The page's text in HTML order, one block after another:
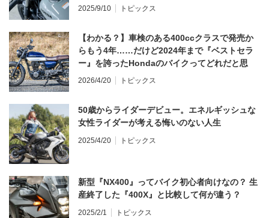
2025/9/10 トピックス
【わかる？】車検のある400ccクラスで発売か
らもう4年……だけど2024年まで『ベストセラ
ー』を誇ったHondaのバイクってどれだと思
う？
2026/4/20 トピックス
50歳からライダーデビュー。エネルギッシュな
女性ライダーが考える悔いのない人生
2025/4/20 トピックス
新型『NX400』ってバイク初心者向けなの？ 生
産終了した『400X』と比較して何が違う？
2025/2/1 トピックス